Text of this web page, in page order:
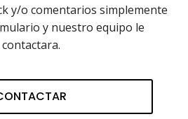
y/o comentarios simplemente
y nuestro equipo le
contactara.